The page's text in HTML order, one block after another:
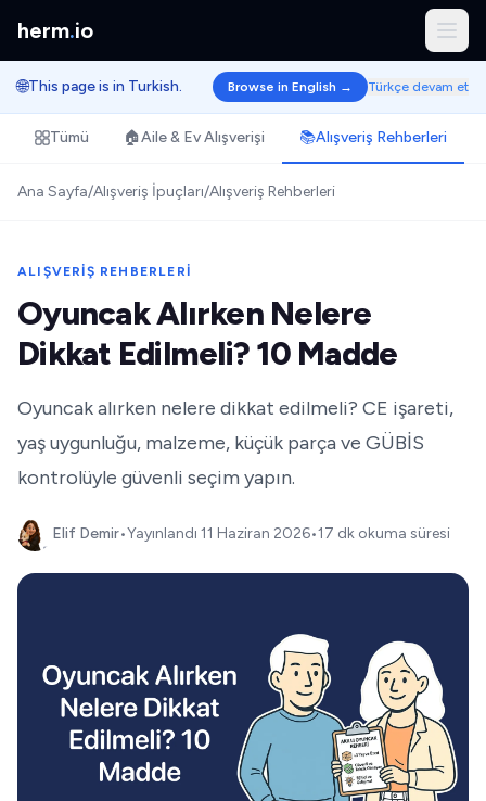
herm.io
🌐This page is in Turkish. Browse in English → Türkçe devam et
Tümü 🏠Aile & Ev Alışverişi 📚Alışveriş Rehberleri
Ana Sayfa/Alışveriş İpuçları/Alışveriş Rehberleri
ALIŞVERIŞ REHBERLERI
Oyuncak Alırken Nelere
Dikkat Edilmeli? 10 Madde
Oyuncak alırken nelere dikkat edilmeli? CE işareti,
yaş uygunluğu, malzeme, küçük parça ve GÜBİS
kontrolüyle güvenli seçim yapın.
Elif Demir•Yayınlandı 11 Haziran 2026•17 dk okuma süresi